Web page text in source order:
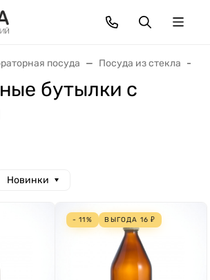
посуда Посуда из стекла
бутылки с
Новинки
- 11% ВЫГОДА 16 ₽